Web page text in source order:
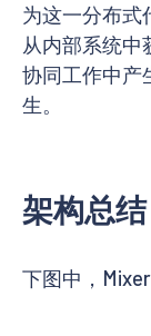
为这一分布式
从内部系统中
协同工作中产
生。
架构总结
下图中，